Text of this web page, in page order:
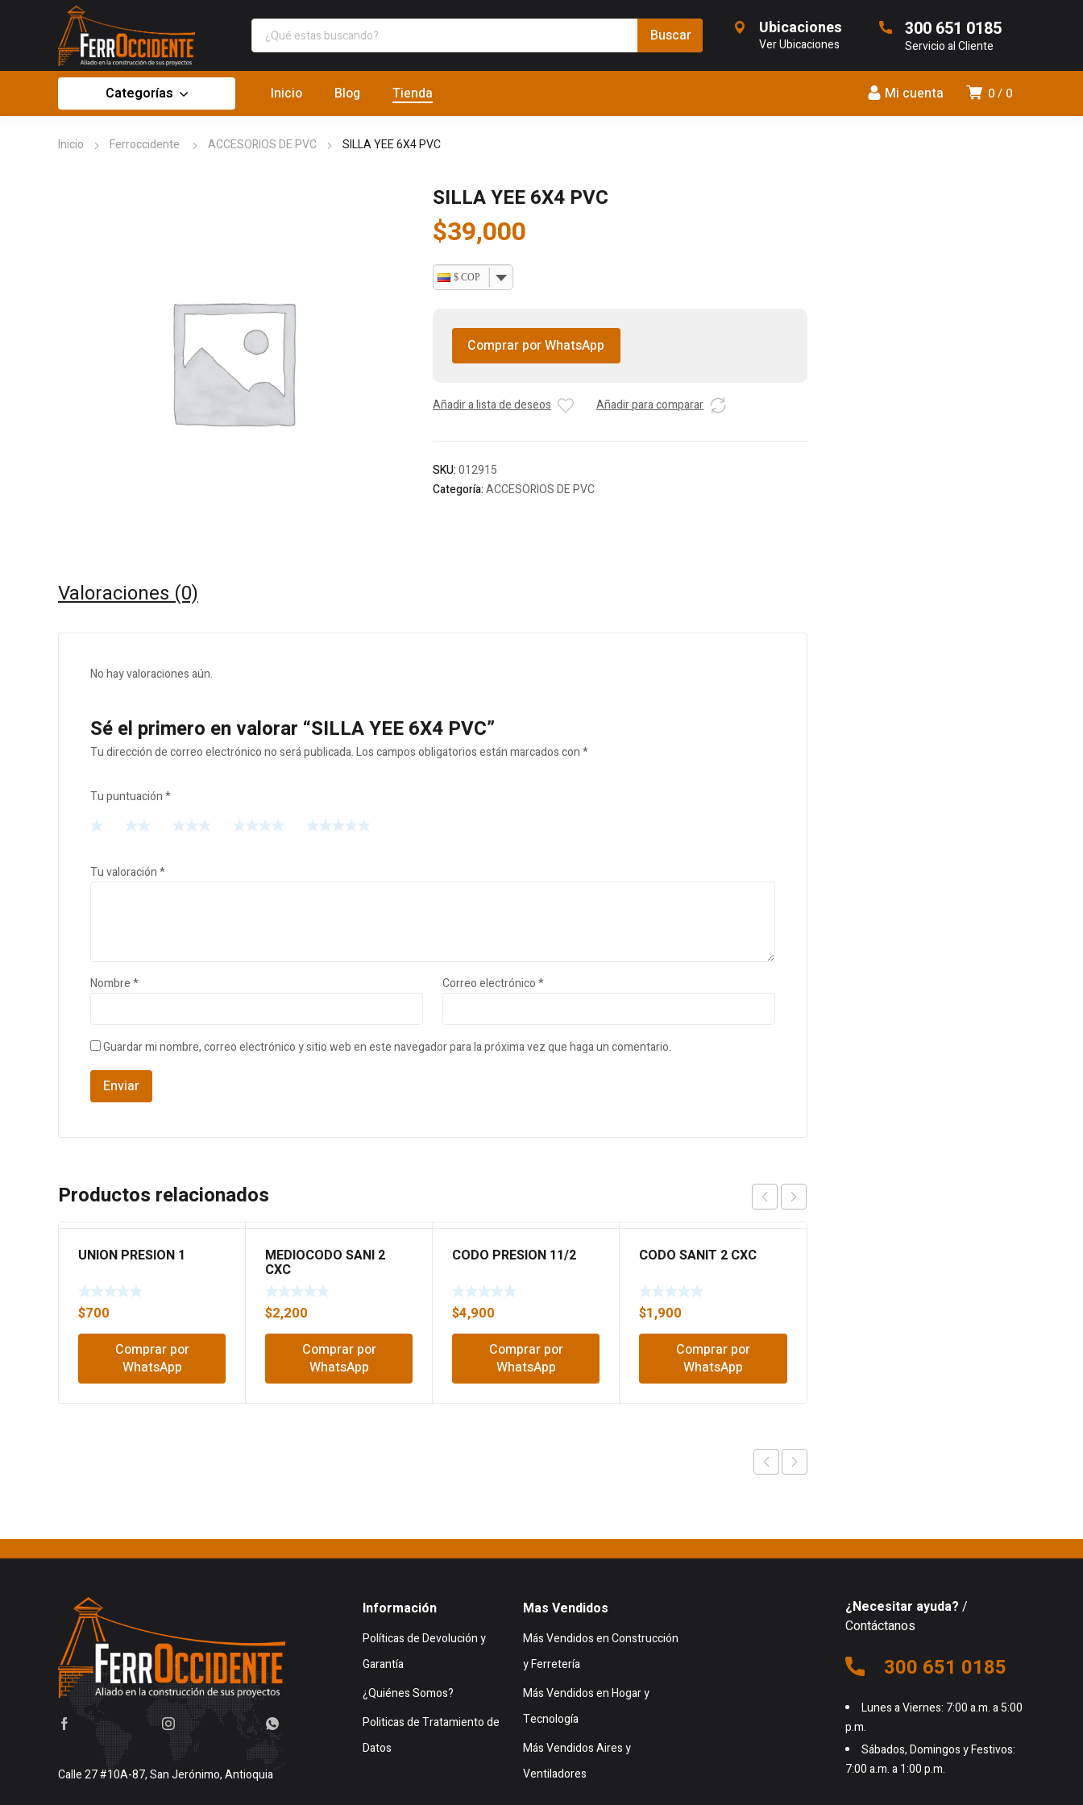
Ubicaciones
Ver Ubicaciones
300 651 0185
Servicio al Cliente
0 0
Mi cuenta
Categorías Inicio Blog Tienda
Inicio Ferroccidente ACCESORIOS DE PVC SILLA YEE 6X4 PVC
SILLA YEE 6X4 PVC
$39,000
$ COP
Comprar por WhatsApp
Añadir a lista de deseos Añadir para comparar
SKU:012915
Categoría:ACCESORIOS DE PVC
Valoraciones (0)
No hay valoraciones aún.
Sé el primero en valorar “SILLA YEE 6X4 PVC”
Tu dirección de correo electrónico no será publicada.Los campos obligatorios están marcados con*
Tu puntuación*
Tu valoración*
Nombre* Correo electrónico*
Guardar mi nombre, correo electrónico y sitio web en este navegador para la próxima vez que haga un comentario.
Productos relacionados
UNION PRESION 1
$700
Comprar por
WhatsApp
MEDIOCODO SANI 2
CXC
$2,200
Comprar por
WhatsApp
CODO PRESION 11/2
$4,900
Comprar por
WhatsApp
CODO SANIT 2 CXC
$1,900
Comprar por
WhatsApp
Calle 27 #10A-87, San Jerónimo, Antioquia
Información
Políticas de Devolución y
Garantía
¿Quiénes Somos?
Politicas de Tratamiento de
Datos
Mas Vendidos
Más Vendidos en Construcción
y Ferretería
Más Vendidos en Hogar y
Tecnología
Más Vendidos Aires y
Ventiladores
¿Necesitar ayuda? /
Contáctanos
300 651 0185
Lunes a Viernes: 7:00 a.m. a 5:00
p.m.
Sábados, Domingos y Festivos:
7:00 a.m. a 1:00 p.m.